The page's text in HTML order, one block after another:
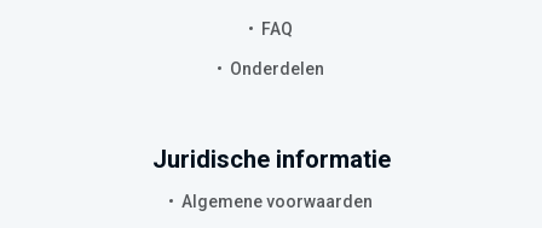
FAQ
Onderdelen
Juridische informatie
Algemene voorwaarden